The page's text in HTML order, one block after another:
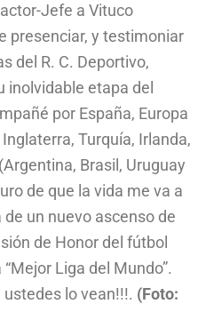
Jefe a Vituco
presenciar, y testimoniar
del R. C. Deportivo,
etapa del
por España, Europa
Turquía, Irlanda,
Brasil, Uruguay
de que la vida me va a
un nuevo ascenso de
de Honor del fútbol
Liga del Mundo”.
ustedes lo vean!!!. (Foto: